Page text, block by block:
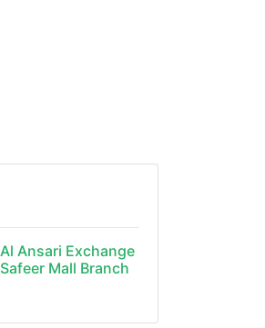
Al Ansari Exchange
Safeer Mall Branch